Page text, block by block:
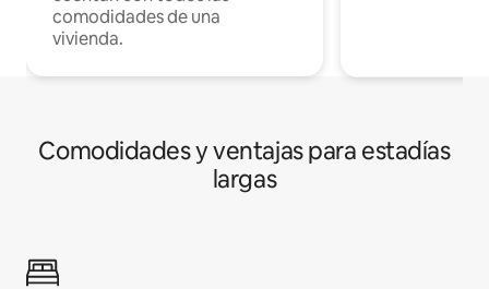
comodidades de una
vivienda.
Comodidades y ventajas para estadías
largas